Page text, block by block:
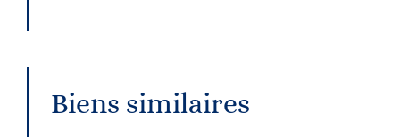
Biens similaires